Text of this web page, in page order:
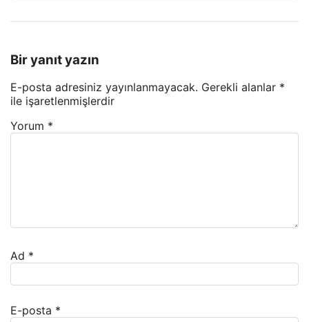
Bir yanıt yazın
E-posta adresiniz yayınlanmayacak. Gerekli alanlar *
ile işaretlenmişlerdir
Yorum *
Ad *
E-posta *